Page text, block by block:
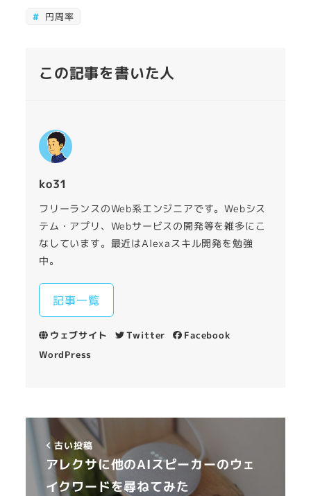
円周率
この記事を書いた人
ko31
フリーランスのWeb系エンジニアです。Webシス
テム・アプリ、Webサービスの開発等を雑多にこ
なしています。最近はAlexaスキル開発を勉強
中。
記事一覧
ウェブサイト Twitter
Facebook
WordPress
古い投稿
アレクサに他のAIスピーカーのウェ
イクワードを尋ねてみた